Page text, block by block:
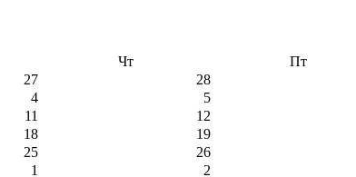
Чт Пт
27 28
4 5
11 12
18 19
25 26
1 2